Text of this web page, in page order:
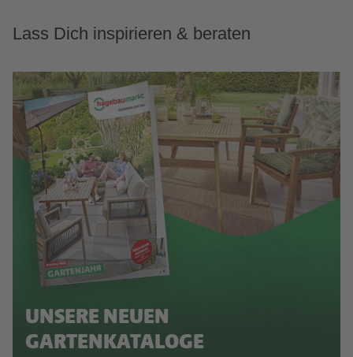
Lass Dich inspirieren & beraten
UNSERE NEUEN
GARTENKATALOGE